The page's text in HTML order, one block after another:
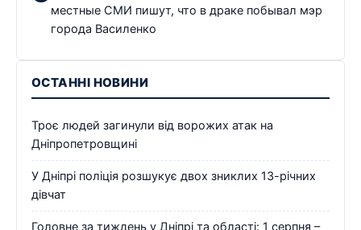
местные СМИ пишут, что в драке побывал мэр
города Василенко
ОСТАННІ НОВИНИ
Троє людей загинули від ворожих атак на
Дніпропетровщині
У Дніпрі поліція розшукує двох зниклих 13-річних
дівчат
Головне за тиждень у Дніпрі та області: 1 серпня –